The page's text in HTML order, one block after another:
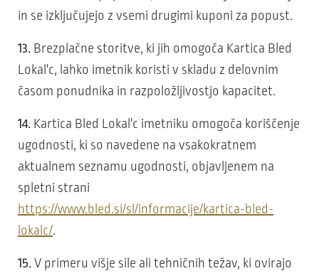
in se izključujejo z vsemi drugimi kuponi za popust.
13. Brezplačne storitve, ki jih omogoča Kartica Bled
Lokal'c, lahko imetnik koristi v skladu z delovnim
časom ponudnika in razpoložljivostjo kapacitet.
14. Kartica Bled Lokal'c imetniku omogoča koriščenje
ugodnosti, ki so navedene na vsakokratnem
aktualnem seznamu ugodnosti, objavljenem na
spletni strani
https://www.bled.si/sl/informacije/kartica-bled-
lokalc/.
15. V primeru višje sile ali tehničnih težav, ki ovirajo